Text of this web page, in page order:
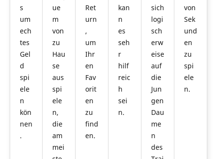
s
um
ech
tes
Gel
d
spi
ele
n
kön
nen
.
ue
m
von
zu
Hau
se
aus
spi
ele
n,
die
am
mei
Ret
urn
,
um
Ihr
en
Fav
orit
en
zu
find
en.
kan
n
es
seh
r
hilf
reic
h
sei
n.
sich
logi
sch
erw
eise
auf
die
Jun
gen
Dau
me
n
des
von
Sek
und
en
zu
spi
ele
n.